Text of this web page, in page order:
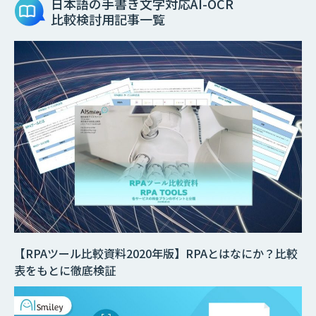
比較検討用記事一覧
【RPAツール比較資料2020年版】RPAとはなにか？比較
表をもとに徹底検証